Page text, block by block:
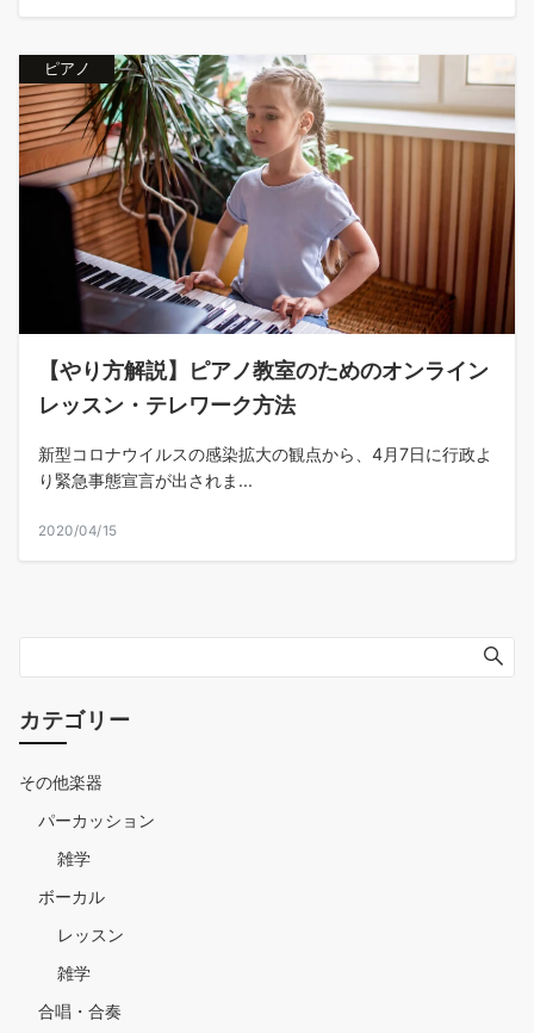
ピアノ
【やり方解説】ピアノ教室のためのオンライン
レッスン・テレワーク方法
新型コロナウイルスの感染拡大の観点から、4月7日に行政よ
り緊急事態宣言が出されま...
2020/04/15
カテゴリー
その他楽器
パーカッション
雑学
ボーカル
レッスン
雑学
合唱・合奏